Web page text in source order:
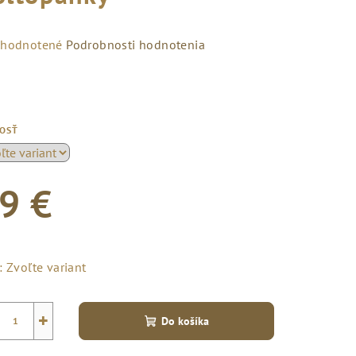
Podrobnosti hodnotenia
€
Zvoľte variant
+ Do košíka